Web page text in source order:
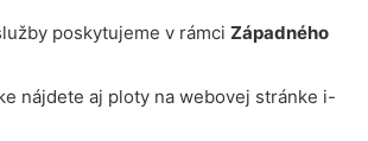
poskytujeme v rámci Západného
nájdete aj ploty na webovej stránke i-